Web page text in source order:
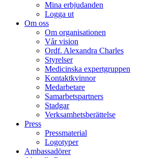
Mina erbjudanden
Logga ut
Om oss
Om organisationen
Vår vision
Ordf. Alexandra Charles
Styrelser
Medicinska expertgruppen
Kontaktkvinnor
Medarbetare
Samarbetspartners
Stadgar
Verksamhetsberättelse
Press
Pressmaterial
Logotyper
Ambassadörer